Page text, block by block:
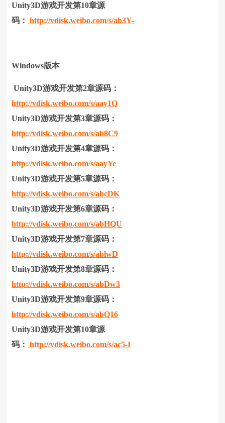
Unity3D游戏开发第10章源
码： http://vdisk.weibo.com/s/ab3Y-
Windows版本
Unity3D游戏开发第2章源码：
http://vdisk.weibo.com/s/aay1Q
Unity3D游戏开发第3章源码：
http://vdisk.weibo.com/s/ab8C9
Unity3D游戏开发第4章源码：
http://vdisk.weibo.com/s/aayYe
Unity3D游戏开发第5章源码：
http://vdisk.weibo.com/s/abcDK
Unity3D游戏开发第6章源码：
http://vdisk.weibo.com/s/abHQU
Unity3D游戏开发第7章源码：
http://vdisk.weibo.com/s/ablwD
Unity3D游戏开发第8章源码：
http://vdisk.weibo.com/s/abDw3
Unity3D游戏开发第9章源码：
http://vdisk.weibo.com/s/abQ16
Unity3D游戏开发第10章源
码： http://vdisk.weibo.com/s/ac5-I